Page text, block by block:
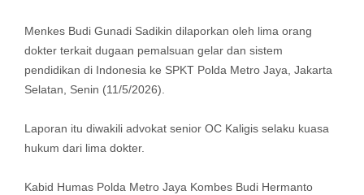
Menkes Budi Gunadi Sadikin dilaporkan oleh lima orang
dokter terkait dugaan pemalsuan gelar dan sistem
pendidikan di Indonesia ke SPKT Polda Metro Jaya, Jakarta
Selatan, Senin (11/5/2026).
Laporan itu diwakili advokat senior OC Kaligis selaku kuasa
hukum dari lima dokter.
Kabid Humas Polda Metro Jaya Kombes Budi Hermanto